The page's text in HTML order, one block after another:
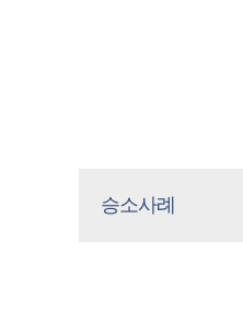
승소사례